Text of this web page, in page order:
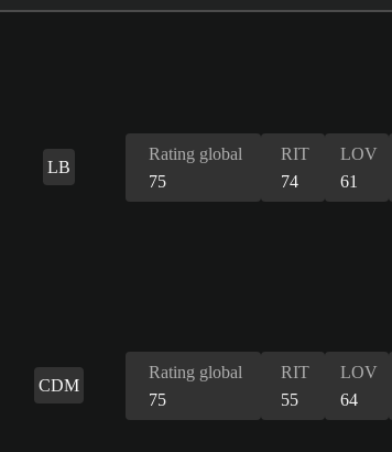
LB
Rating global
75
RIT
74
LOV
61
CDM
Rating global
75
RIT
55
LOV
64